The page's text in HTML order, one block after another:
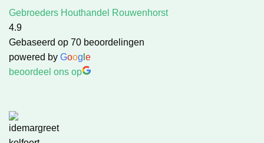
Gebroeders Houthandel Rouwenhorst
4.9
Gebaseerd op 70 beoordelingen
powered by Goog e
beoordeel ons op